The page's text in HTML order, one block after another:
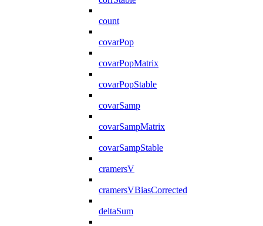
count
covarPop
covarPopMatrix
covarPopStable
covarSamp
covarSampMatrix
covarSampStable
cramersV
cramersVBiasCorrected
deltaSum